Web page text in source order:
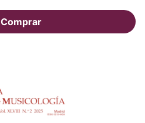
Comprar